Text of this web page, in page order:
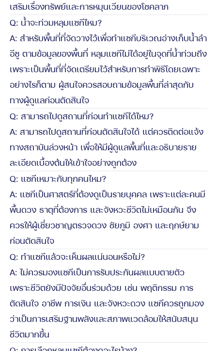
เสริมเรื่องทรัพย์และการหมุนเวียนของโชคลาภ
Q: น้ำจะท่วมหลุมแซกีไหม?
A: สำหรับพื้นที่ที่จัดวางไว้เพื่อทำแซกีบริเวณอ่างเก็บน้ำลำ
อีซู ตามข้อมูลของพื้นที่ หลุมแซกีไม่ได้อยู่ในจุดที่น้ำท่วมถึง
เพราะเป็นพื้นที่ที่จัดเตรียมไว้สำหรับการทำพิธีโดยเฉพาะ
อย่างไรก็ตาม ผู้สนใจควรสอบถามข้อมูลพื้นที่ล่าสุดกับ
ทางผู้ดูแลก่อนตัดสินใจ
Q: สามารถไปดูสถานที่ก่อนทำแซกีได้ไหม?
A: สามารถไปดูสถานที่ก่อนตัดสินใจได้ แต่ควรติดต่อแจ้ง
ทางสถาบันล่วงหน้า เพื่อให้มีผู้ดูแลพื้นที่และอธิบายราย
ละเอียดเบื้องต้นให้เข้าใจอย่างถูกต้อง
Q: แซกีเหมาะกับทุกคนไหม?
A: แซกีเป็นศาสตร์ที่ต้องดูเป็นรายบุคคล เพราะแต่ละคนมี
พื้นดวง ธาตุที่ต้องการ และจังหวะชีวิตไม่เหมือนกัน จึง
ควรให้ผู้เชี่ยวชาญตรวจดวง ชัยภูมิ องศา และฤกษ์ยาม
ก่อนตัดสินใจ
Q: ทำแซกีแล้วจะเห็นผลแน่นอนหรือไม่?
A: ไม่ควรมองแซกีเป็นการรับประกันผลแบบตายตัว
เพราะชีวิตยังมีปัจจัยอื่นร่วมด้วย เช่น พฤติกรรม การ
ตัดสินใจ อาชีพ การเงิน และจังหวะดวง แซกีควรถูกมอง
ว่าเป็นการเสริมฐานพลังและสภาพแวดล้อมให้สนับสนุน
ชีวิตมากขึ้น